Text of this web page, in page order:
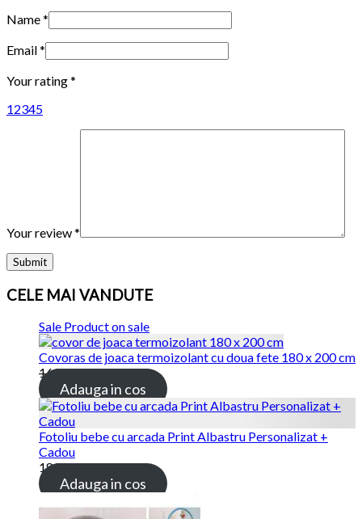
Name*
Email*
Your rating*
12345
Your review*
CELE MAI VANDUTE
Sale Product on sale
Covoras de joaca termoizolant cu doua fete 180 x 200 cm
169.00 lei115.00 lei
Adauga in cos
Fotoliu bebe cu arcada Print Albastru Personalizat +
Cadou
189.00 lei
Adauga in cos